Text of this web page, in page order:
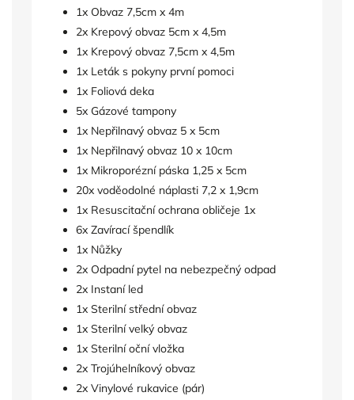
1x Obvaz 7,5cm x 4m
2x Krepový obvaz 5cm x 4,5m
1x Krepový obvaz 7,5cm x 4,5m
1x Leták s pokyny první pomoci
1x Foliová deka
5x Gázové tampony
1x Nepřilnavý obvaz 5 x 5cm
1x Nepřilnavý obvaz 10 x 10cm
1x Mikroporézní páska 1,25 x 5cm
20x voděodolné náplasti 7,2 x 1,9cm
1x Resuscitační ochrana obličeje 1x
6x Zavírací špendlík
1x Nůžky
2x Odpadní pytel na nebezpečný odpad
2x Instaní led
1x Sterilní střední obvaz
1x Sterilní velký obvaz
1x Sterilní oční vložka
2x Trojúhelníkový obvaz
2x Vinylové rukavice (pár)